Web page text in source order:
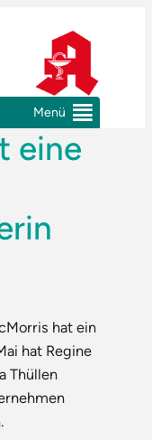
Menü
eine
hat ein
hat Regine
Thüllen